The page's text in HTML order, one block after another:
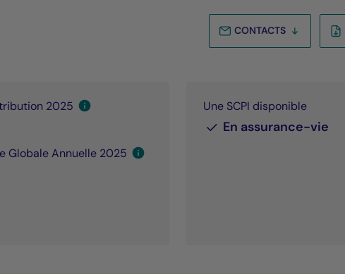
CONTACTS
2025
Globale Annuelle 2025
Une SCPI disponible
En assurance-vie